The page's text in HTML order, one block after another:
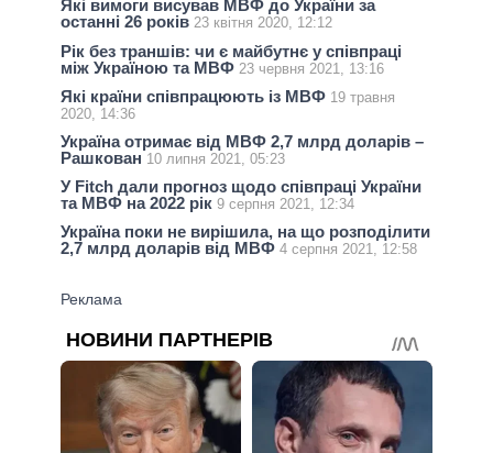
Які вимоги висував МВФ до України за
останні 26 років 23 квітня 2020, 12:12
Рік без траншів: чи є майбутнє у співпраці
між Україною та МВФ 23 червня 2021, 13:16
Які країни співпрацюють із МВФ 19 травня
2020, 14:36
Україна отримає від МВФ 2,7 млрд доларів –
Рашкован 10 липня 2021, 05:23
У Fitch дали прогноз щодо співпраці України
та МВФ на 2022 рік 9 серпня 2021, 12:34
Україна поки не вирішила, на що розподілити
2,7 млрд доларів від МВФ 4 серпня 2021, 12:58